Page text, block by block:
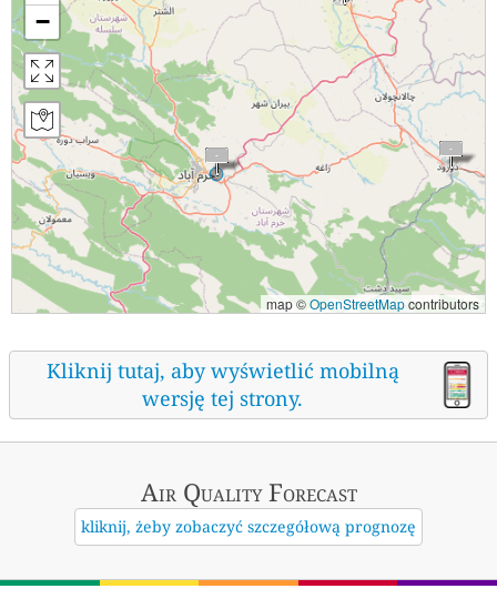
−
map ©OpenStreetMapcontributors
Kliknij tutaj, aby wyświetlić mobilną
wersję tej strony.
Air QualityForecast
kliknij, żeby zobaczyć szczegółową prognozę